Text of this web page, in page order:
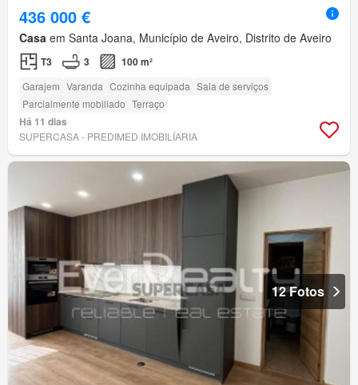
436 000 €
Casa em Santa Joana, Município de Aveiro, Distrito de Aveiro
T3 3 100 m²
Garajem Varanda Cozinha equipada Sala de serviços
Parcialmente mobiliado Terraço
Há 11 dias
SUPERCASA - PREDIMED IMOBILÍARIA
12 Fotos